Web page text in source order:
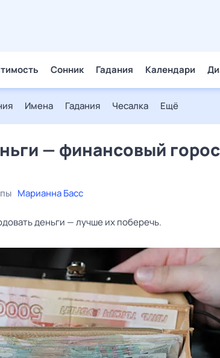
Сонник Гадания Календари
Имена Гадания Чесалка Ещё
— финансовый
Марианна Басс
деньги — лучше их поберечь.